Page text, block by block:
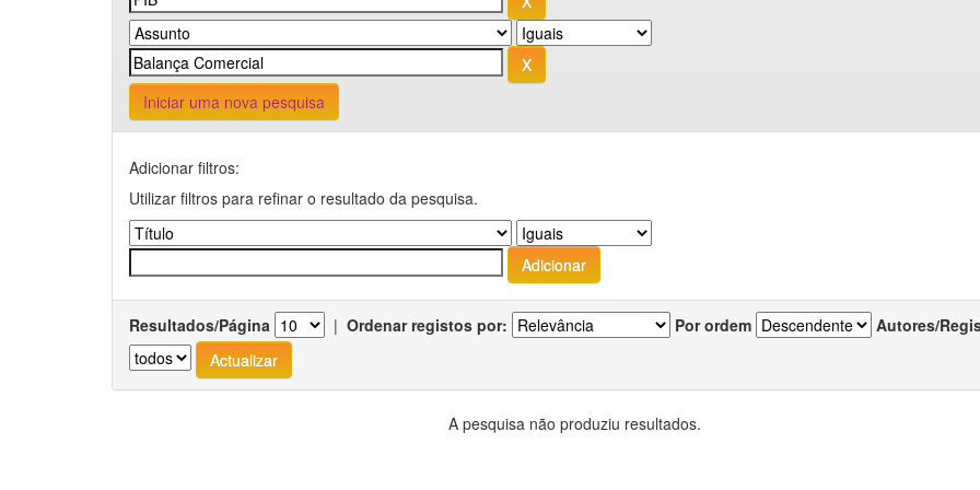
Iniciar uma nova pesquisa
Adicionar filtros:
Utilizar filtros para refinar o resultado da pesquisa.
Resultados/Página | Ordenar registos por: Por ordem Autores/
A pesquisa não produziu resultados.